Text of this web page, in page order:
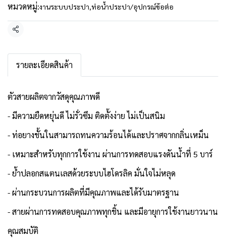
หมวดหมู่:งานระบบประปา,ท่อน้ำประปา/อุปกรณ์ข้อต่อ
แชร์
รายละเอียดสินค้า
ตัวสายผลิตจากวัสดุคุณภาพดี
- มีความยืดหยุ่นดี ไม่รั่วซึม ติดตั้งง่าย ไม่เป็นสนิม
- ท่อยางชั้นในสามารถทนความร้อนได้และปราศจากกลิ่นเหม็น
- เหมาะสำหรับทุกการใช้งาน ผ่านการทดสอบแรงดันน้ำที่ 5 บาร์
- ย้ำปลอกสแตนเลสด้วยระบบไฮโดรลิค มั่นใจไม่หลุด
- ผ่านกระบวนการผลิตที่มีคุณภาพและได้รับมาตรฐาน
- สายผ่านการทดสอบคุณภาพทุกชิ้น และมีอายุการใช้งานยาวนาน
คุณสมบัติ